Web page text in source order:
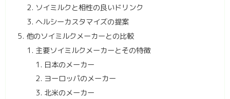
ソイミルクと相性の良いドリンク
ヘルシーカスタマイズの提案
他のソイミルクメーカーとの比較
主要ソイミルクメーカーとその特徴
日本のメーカー
ヨーロッパのメーカー
北米のメーカー